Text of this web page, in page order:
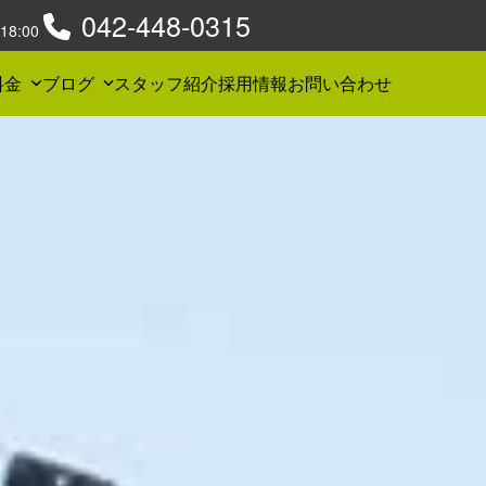
042-448-0315
ブログ スタッフ紹介採用情報お問い合わせ